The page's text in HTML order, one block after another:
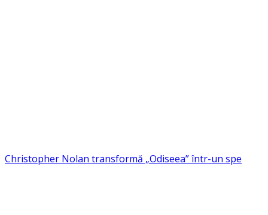
Christopher Nolan transformă „Odiseea” într-un spe